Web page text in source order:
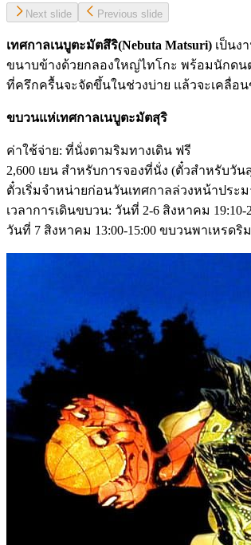
Next slide Previous slide
เทศกาลเนบูตะมัตสึริ(Nebuta Matsuri) เป็นง
ขนาบข้างด้วยกลองใหญ่ไทโกะ พร้อมนักดน
ที่ครึกครื้นจะจัดขึ้นในช่วงบ่าย แล้วจะเคลื่อ
ขบวนแห่เทศกาลเนบูตะมัตสุริ
ค่าใช้จ่าย: ที่นั่งตามริมทางเดิน ฟรี
2,600 เยน สำหรับการจองที่นั่ง (ตั๋วสำหรับ
ตั๋วเริ่มจำหน่ายก่อนวันเทศกาลล่วงหน้าประ
เวลาการเดินขบวน: วันที่ 2-6 สิงหาคม 19:10-
วันที่ 7 สิงหาคม 13:00-15:00 ขบวนพาเหรดริ